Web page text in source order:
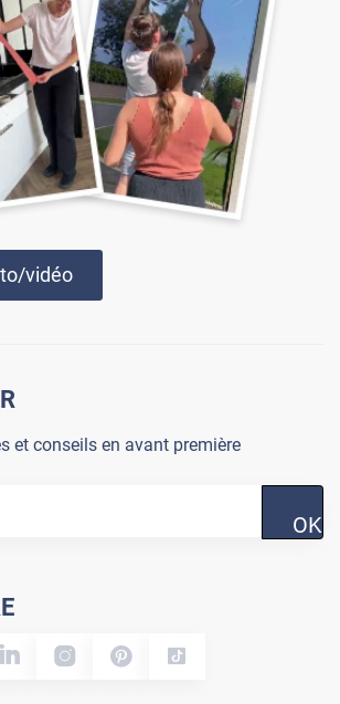
vidéo
et conseils en avant première
OK